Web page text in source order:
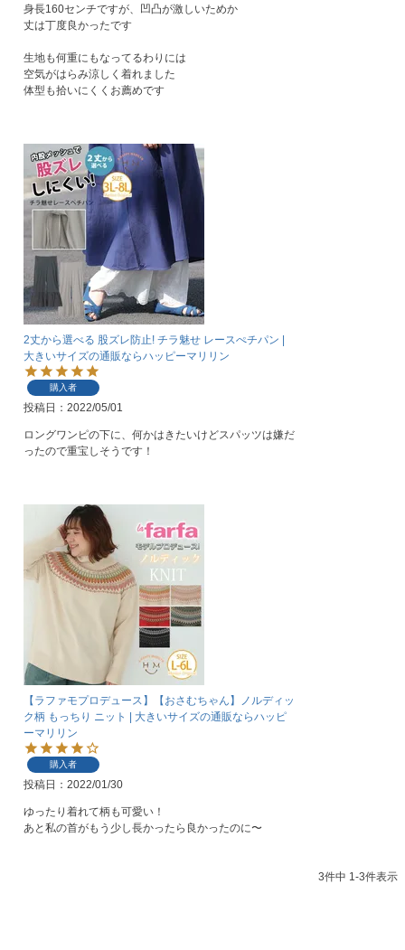
身長160センチですが、凹凸が激しいためか
丈は丁度良かったです
生地も何重にもなってるわりには
空気がはらみ涼しく着れました
体型も拾いにくくお薦めです
2丈から選べる 股ズレ防止! チラ魅せ レースぺチパン |
大きいサイズの通販ならハッピーマリリン
購入者
投稿日 2022/05/01
ロングワンピの下に、何かはきたいけどスパッツは嫌だ
ったので重宝しそうです！
【ラファモプロデュース】【おさむちゃん】ノルディッ
ク柄 もっちり ニット | 大きいサイズの通販ならハッピ
ーマリリン
購入者
投稿日 2022/01/30
ゆったり着れて柄も可愛い！
あと私の首がもう少し長かったら良かったのに〜
3件中 1-3件表示